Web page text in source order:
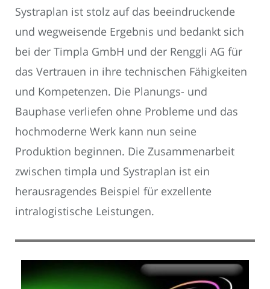
Systraplan ist stolz auf das beeindruckende
und wegweisende Ergebnis und bedankt sich
bei der Timpla GmbH und der Renggli AG für
das Vertrauen in ihre technischen Fähigkeiten
und Kompetenzen. Die Planungs- und
Bauphase verliefen ohne Probleme und das
hochmoderne Werk kann nun seine
Produktion beginnen. Die Zusammenarbeit
zwischen timpla und Systraplan ist ein
herausragendes Beispiel für exzellente
intralogistische Leistungen.